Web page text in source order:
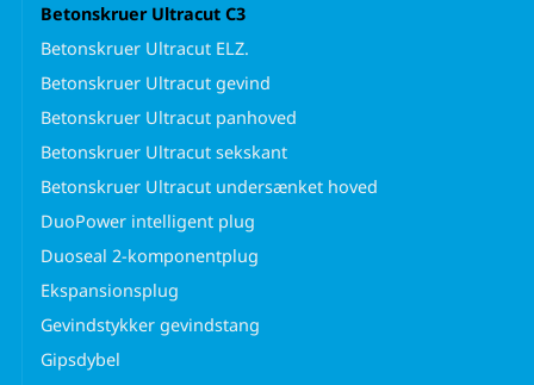
Betonskruer Ultracut C3
Betonskruer Ultracut ELZ.
Betonskruer Ultracut gevind
Betonskruer Ultracut panhoved
Betonskruer Ultracut sekskant
Betonskruer Ultracut undersænket hoved
DuoPower intelligent plug
Duoseal 2-komponentplug
Ekspansionsplug
Gevindstykker gevindstang
Gipsdybel